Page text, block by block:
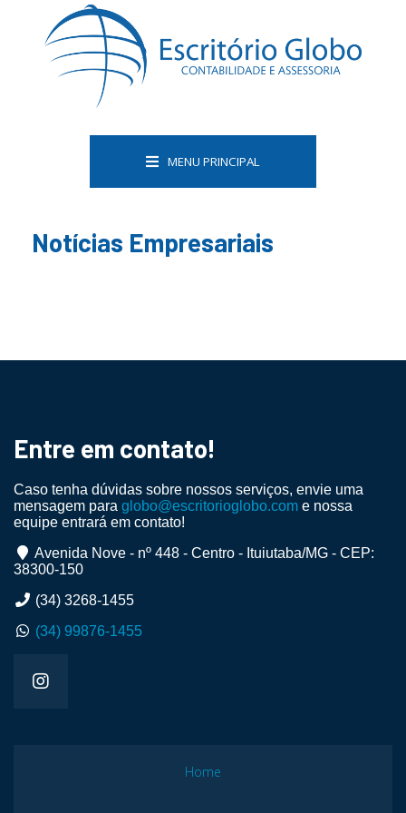
MENU PRINCIPAL
Notícias Empresariais
Entre em contato!
Caso tenha dúvidas sobre nossos serviços, envie uma
mensagem para globo@escritorioglobo.com e nossa
equipe entrará em contato!
Avenida Nove - nº 448 - Centro - Ituiutaba/MG - CEP:
38300-150
(34) 3268-1455
(34) 99876-1455
Home